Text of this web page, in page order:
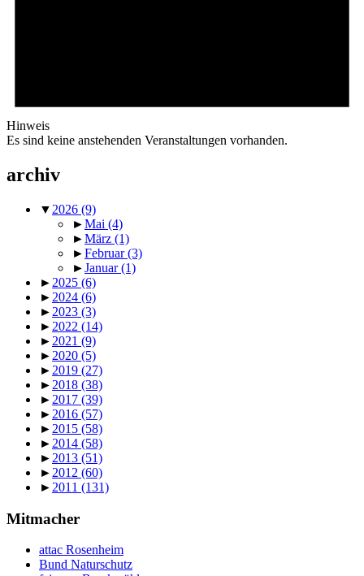
Hinweis
Es sind keine anstehenden Veranstaltungen vorhanden.
archiv
▼ 2026 (9)
►Mai (4)
►März (1)
►Februar(3)
►Januar(1)
► 2025 (6)
► 2024 (6)
► 2023 (3)
► 2022 (14)
► 2021 (9)
► 2020 (5)
► 2019 (27)
► 2018 (38)
► 2017 (39)
► 2016 (57)
► 2015 (58)
► 2014 (58)
► 2013 (51)
► 2012 (60)
► 2011 (131)
Mitmacher
attac Rosenheim
Bund Naturschutz